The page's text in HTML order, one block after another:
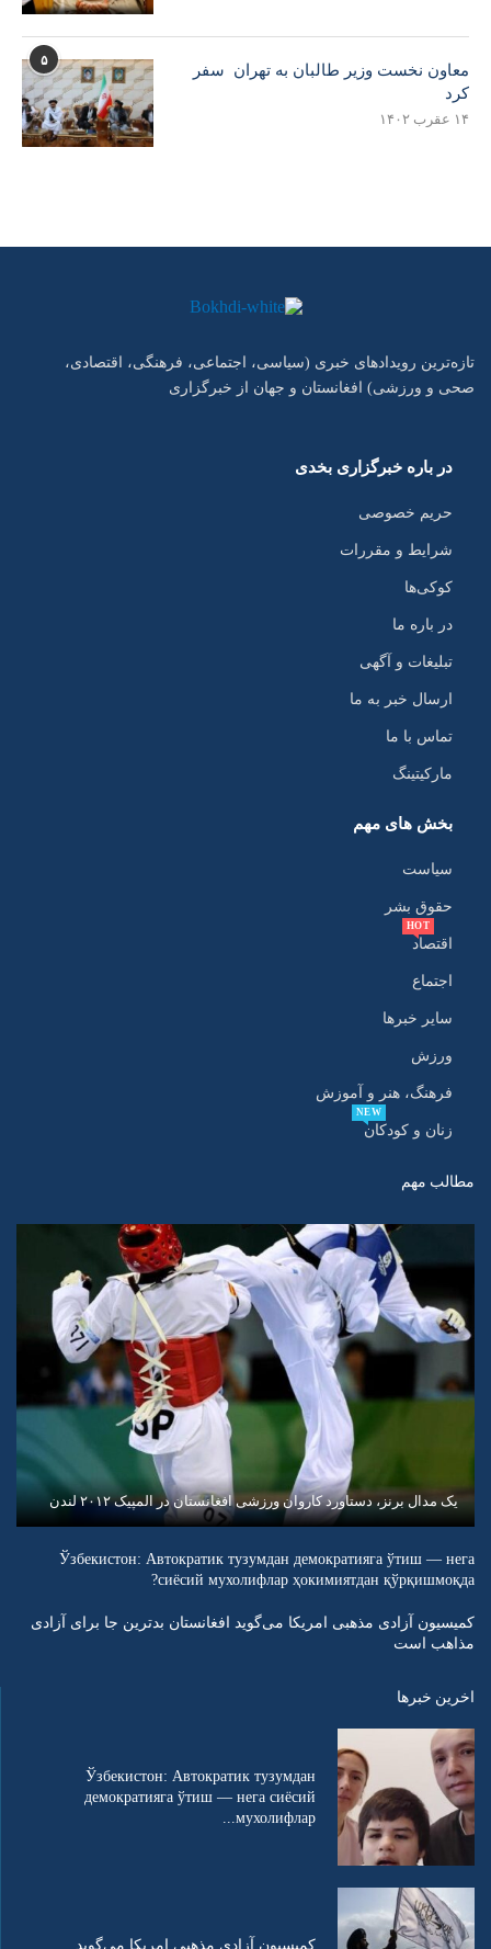
۵
معاون نخست وزیر طالبان به تهران سفر
کرد
۱۴ عقرب ۱۴۰۲
تازه‌ترین رویدادهای خبری (سیاسی، اجتماعی، فرهنگی، اقتصادی،
صحی و ورزشی) افغانستان و جهان از خبرگزاری
در باره خبرگزاری بخدی
حریم خصوصی
شرایط و مقررات
کوکی‌ها
در باره ما
تبلیغات و آگهی
ارسال خبر به ما
تماس با ما
مارکیتینگ
بخش های مهم
سیاست
حقوق بشر
اقتصاد
HOT
اجتماع
سایر خبرها
ورزش
فرهنگ، هنر و آموزش
زنان و کودکان
NEW
مطالب مهم
یک مدال برنز، دستاورد کاروان ورزشی افغانستان در المپیک ۲۰۱۲ لندن
Ўзбекистон: Автократик тузумдан демократияга ўтиш — нега
сиёсий мухолифлар ҳокимиятдан қўрқишмоқда?
کمیسیون آزادی مذهبی امریکا می‌گوید افغانستان بدترین جا برای آزادی
مذاهب است
اخرین خبرها
Ўзбекистон: Автократик тузумдан
демократияга ўтиш — нега сиёсий
мухолифлар...
کمیسیون آزادی مذهبی امریکا می‌گوید